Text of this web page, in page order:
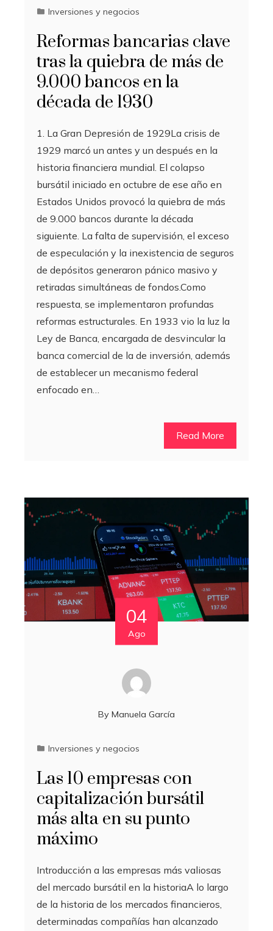
Inversiones y negocios
Reformas bancarias clave
tras la quiebra de más de
9.000 bancos en la
década de 1930
1. La Gran Depresión de 1929La crisis de
1929 marcó un antes y un después en la
historia financiera mundial. El colapso
bursátil iniciado en octubre de ese año en
Estados Unidos provocó la quiebra de más
de 9.000 bancos durante la década
siguiente. La falta de supervisión, el exceso
de especulación y la inexistencia de seguros
de depósitos generaron pánico masivo y
retiradas simultáneas de fondos.Como
respuesta, se implementaron profundas
reformas estructurales. En 1933 vio la luz la
Ley de Banca, encargada de desvincular la
banca comercial de la de inversión, además
de establecer un mecanismo federal
enfocado en…
Read More
04
Ago
By Manuela García
Inversiones y negocios
Las 10 empresas con
capitalización bursátil
más alta en su punto
máximo
Introducción a las empresas más valiosas
del mercado bursátil en la historiaA lo largo
de la historia de los mercados financieros,
determinadas compañías han alcanzado